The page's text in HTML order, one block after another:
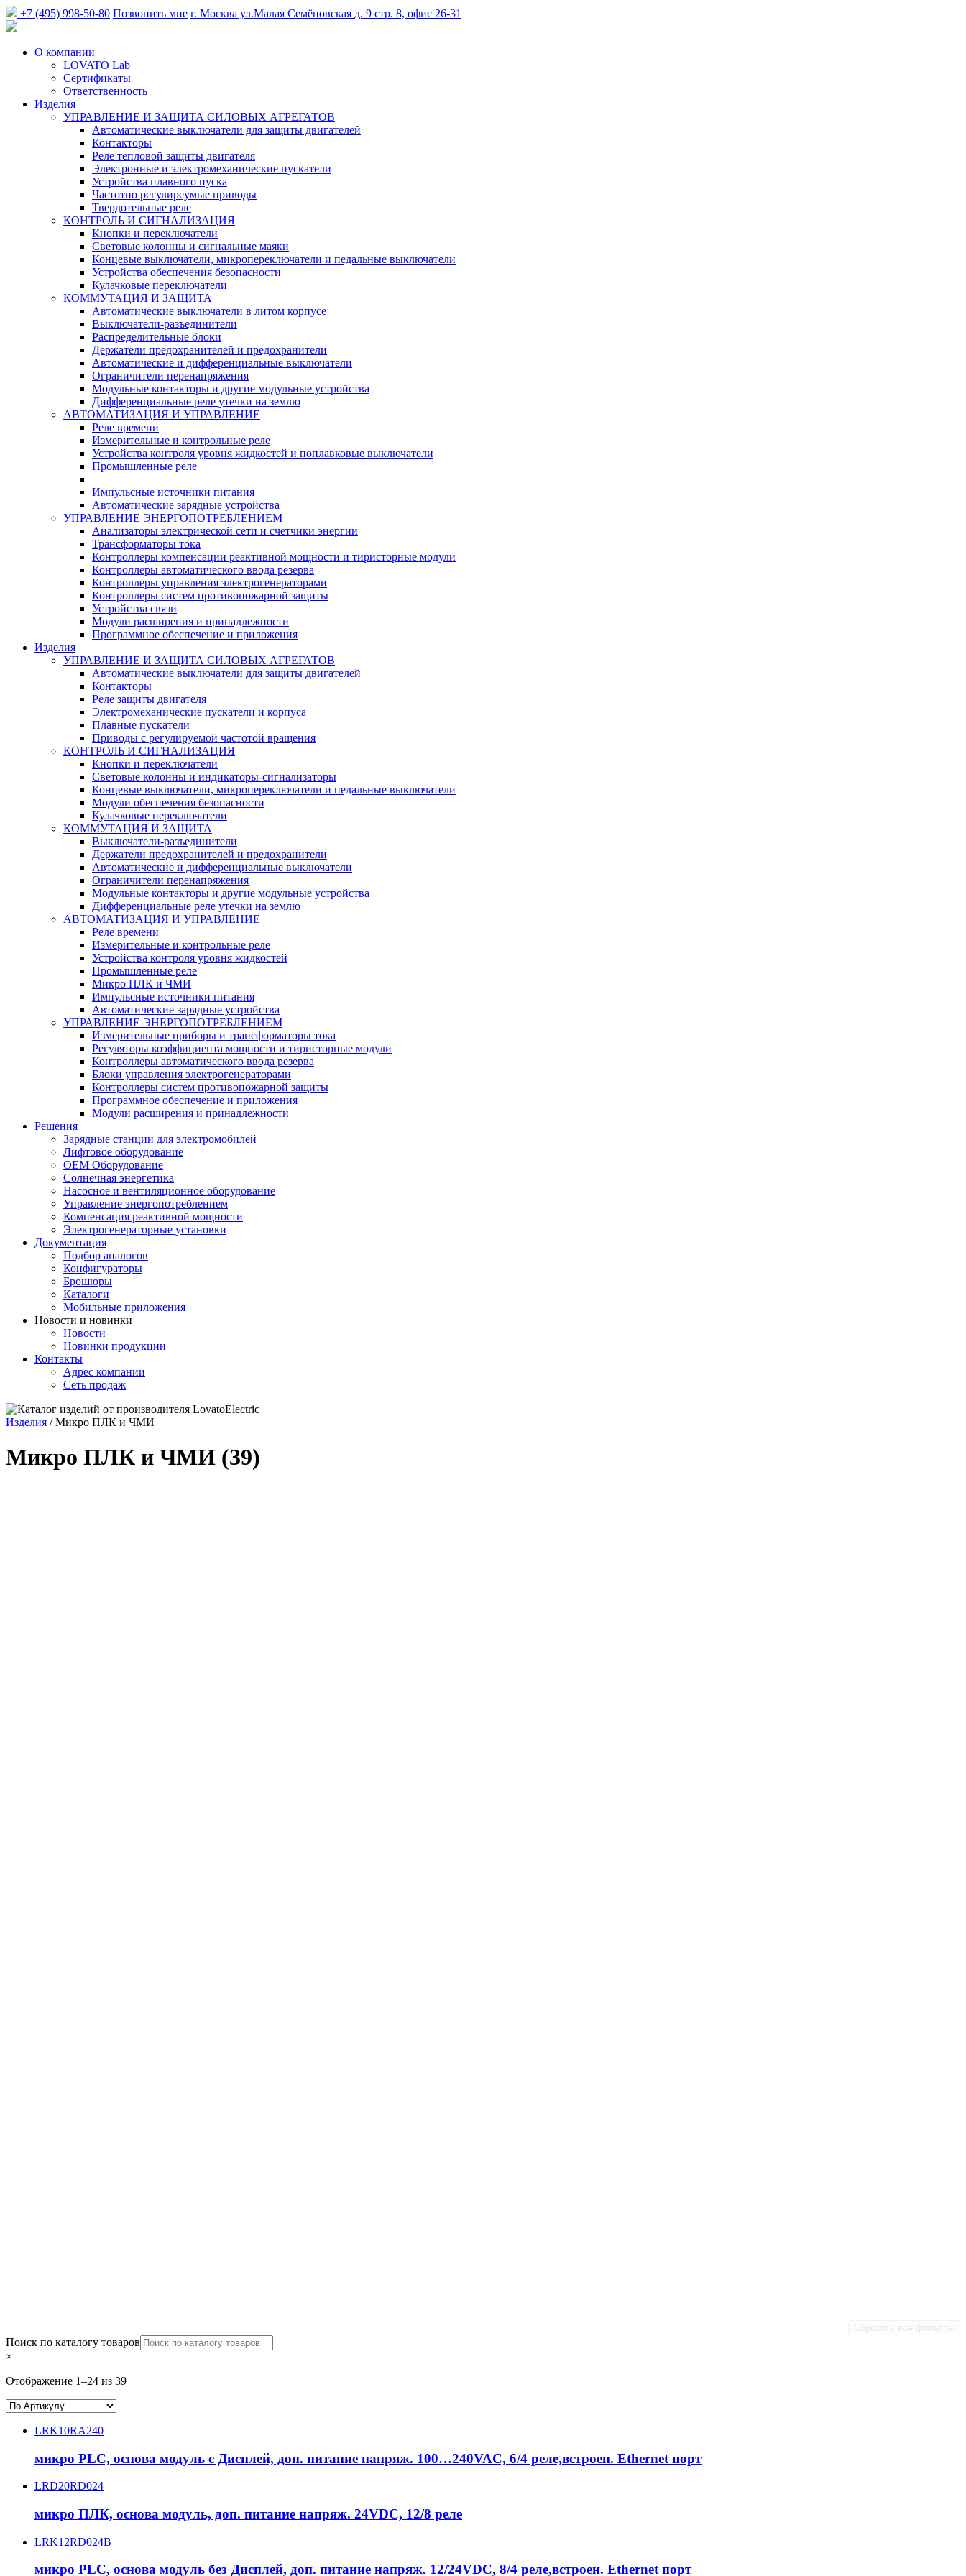
+7 (495) 998-50-80 Позвонить мне г. Москва ул.Малая Семёновская д. 9 стр. 8, офис 26-31
О компании
LOVATO Lab
Сертификаты
Ответственность
Изделия
УПРАВЛЕНИЕ И ЗАЩИТА СИЛОВЫХ АГРЕГАТОВ
Автоматические выключатели для защиты двигателей
Контакторы
Реле тепловой защиты двигателя
Электронные и электромеханические пускатели
Устройства плавного пуска
Частотно регулиреумые приводы
Твердотельные реле
КОНТРОЛЬ И СИГНАЛИЗАЦИЯ
Кнопки и переключатели
Световые колонны и сигнальные маяки
Концевые выключатели, микропереключатели и педальные выключатели
Устройства обеспечения безопасности
Кулачковые переключатели
КОММУТАЦИЯ И ЗАЩИТА
Автоматические выключатели в литом корпусе
Выключатели-разъединители
Распределительные блоки
Держатели предохранителей и предохранители
Автоматические и дифференциальные выключатели
Ограничители перенапряжения
Модульные контакторы и другие модульные устройства
Дифференциальные реле утечки на землю
АВТОМАТИЗАЦИЯ И УПРАВЛЕНИЕ
Реле времени
Измерительные и контрольные реле
Устройства контроля уровня жидкостей и поплавковые выключатели
Промышленные реле
Импульсные источники питания
Автоматические зарядные устройства
УПРАВЛЕНИЕ ЭНЕРГОПОТРЕБЛЕНИЕМ
Анализаторы электрической сети и счетчики энергии
Трансформаторы тока
Контроллеры компенсации реактивной мощности и тиристорные модули
Контроллеры автоматического ввода резерва
Контроллеры управления электрогенераторами
Контроллеры систем противопожарной защиты
Устройства связи
Модули расширения и принадлежности
Программное обеспечение и приложения
Изделия
УПРАВЛЕНИЕ И ЗАЩИТА СИЛОВЫХ АГРЕГАТОВ
Автоматические выключатели для защиты двигателей
Контакторы
Реле защиты двигателя
Электромеханические пускатели и корпуса
Плавные пускатели
Приводы с регулируемой частотой вращения
КОНТРОЛЬ И СИГНАЛИЗАЦИЯ
Кнопки и переключатели
Световые колонны и индикаторы-сигнализаторы
Концевые выключатели, микропереключатели и педальные выключатели
Модули обеспечения безопасности
Кулачковые переключатели
КОММУТАЦИЯ И ЗАЩИТА
Выключатели-разъединители
Держатели предохранителей и предохранители
Автоматические и дифференциальные выключатели
Ограничители перенапряжения
Модульные контакторы и другие модульные устройства
Дифференциальные реле утечки на землю
АВТОМАТИЗАЦИЯ И УПРАВЛЕНИЕ
Реле времени
Измерительные и контрольные реле
Устройства контроля уровня жидкостей
Промышленные реле
Микро ПЛК и ЧМИ
Импульсные источники питания
Автоматические зарядные устройства
УПРАВЛЕНИЕ ЭНЕРГОПОТРЕБЛЕНИЕМ
Измерительные приборы и трансформаторы тока
Регуляторы коэффициента мощности и тиристорные модули
Контроллеры автоматического ввода резерва
Блоки управления электрогенераторами
Контроллеры систем противопожарной защиты
Программное обеспечение и приложения
Модули расширения и принадлежности
Решения
Зарядные станции для электромобилей
Лифтовое оборудование
ОЕМ Оборудование
Солнечная энергетика
Насосное и вентиляционное оборудование
Управление энергопотреблением
Компенсация реактивной мощности
Электрогенераторные установки
Документация
Подбор аналогов
Конфигураторы
Брошюры
Каталоги
Мобильные приложения
Новости и новинки
Новости
Новинки продукции
Контакты
Адрес компании
Сеть продаж
Изделия /Микро ПЛК и ЧМИ
Микро ПЛК и ЧМИ (39)
Поиск по каталогу товаров
×
Отображение 1–24 из 39
LRK10RA240
микро PLC, основа модуль с Дисплей, доп. питание напряж. 100…240VAC, 6/4 реле,встроен. Ethernet порт
LRD20RD024
микро ПЛК, основа модуль, доп. питание напряж. 24VDC, 12/8 реле
LRK12RD024B
микро PLC, основа модуль без Дисплей, доп. питание напряж. 12/24VDC, 8/4 реле,встроен. Ethernet порт